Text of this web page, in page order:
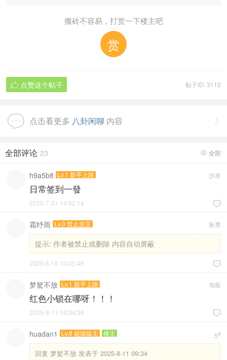
搬砖不容易，打赏一下楼主吧
赏
帖子ID: 3112
 点赞这个帖子

点击看更多 八卦闲聊 内容
 全部
全部评论 23
沙发
h9a5b8 Lv.1 新手上路
日常签到一發

2025-7-31 14:02:14
板凳
霜纾雨 Lv.0 禁止发言
提示: 作者被禁止或删除 内容自动屏蔽

2025-8-10 10:05:46
地板
梦駑不放 Lv.1 新手上路
红色小锁在哪呀！！！

2025-8-11 09:34:38
5#
huadan1 Lv.8 超级版主 楼主
回复 梦駑不放 发表于 2025-8-11 09:34